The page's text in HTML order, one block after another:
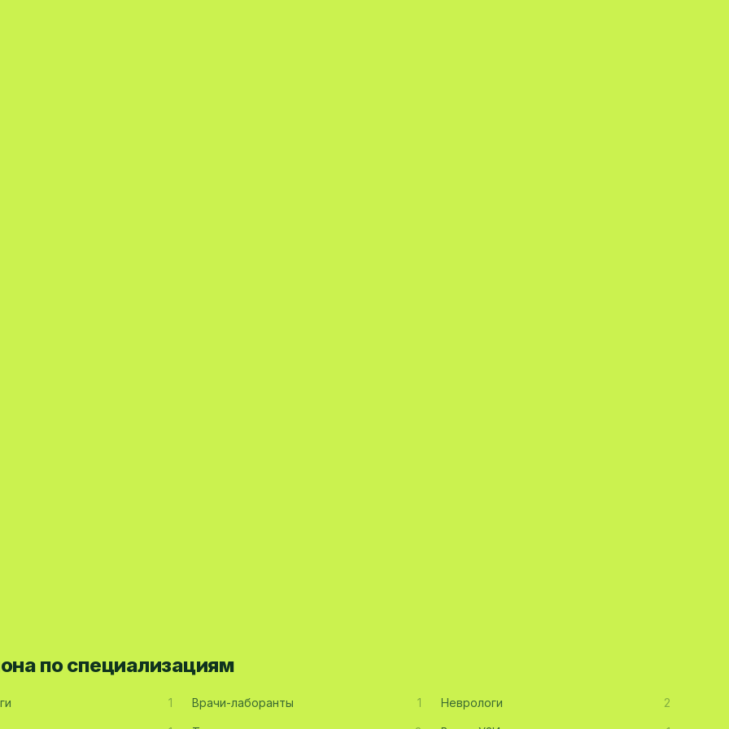
по специализациям
1 Врачи-лаборанты 1 Неврологи 2